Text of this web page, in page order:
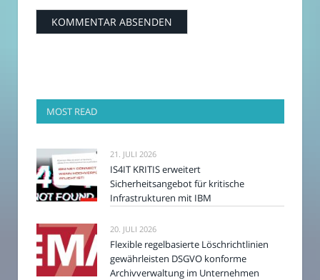
MOST READ
21. JULI 2026
IS4IT KRITIS erweitert
Sicherheitsangebot für kritische
Infrastrukturen mit IBM
20. JULI 2026
Flexible regelbasierte Löschrichtlinien
gewährleisten DSGVO konforme
Archivverwaltung im Unternehmen